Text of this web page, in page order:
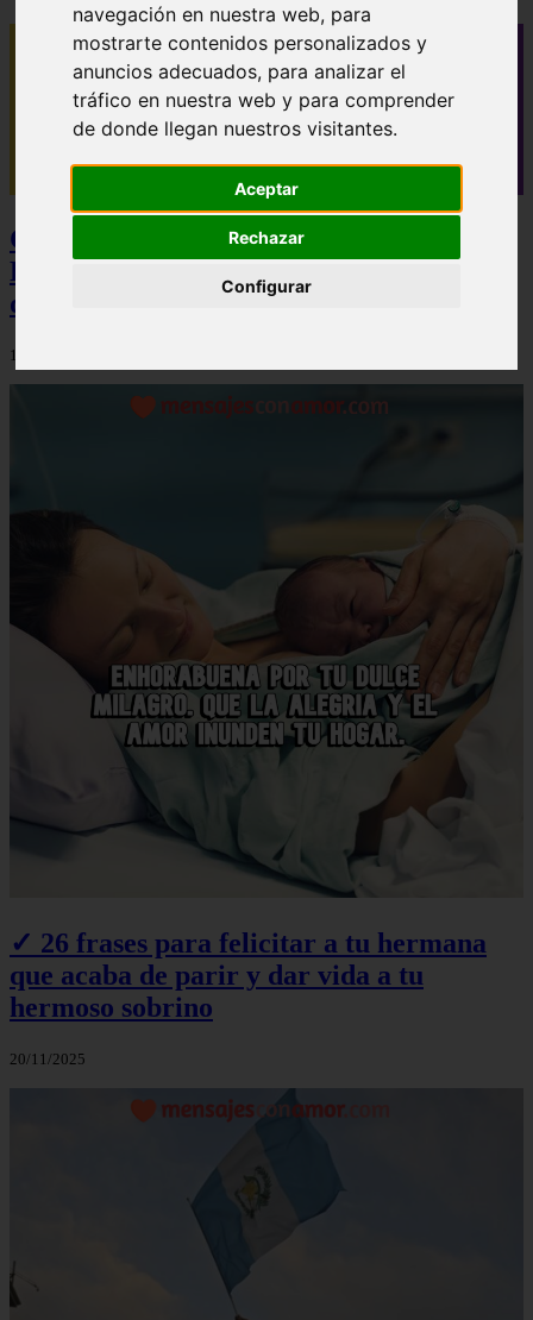
navegación en nuestra web, para
mostrarte contenidos personalizados y
anuncios adecuados, para analizar el
tráfico en nuestra web y para comprender
de donde llegan nuestros visitantes.
Aceptar
Rechazar
Configurar
Camisetas NBA Baratas y Camisetas de
Futbol Baratas: La Estrategia Definitiva
de Ahorro y Calidad
12/12/2025
✓ 26 frases para felicitar a tu hermana
que acaba de parir y dar vida a tu
hermoso sobrino
20/11/2025